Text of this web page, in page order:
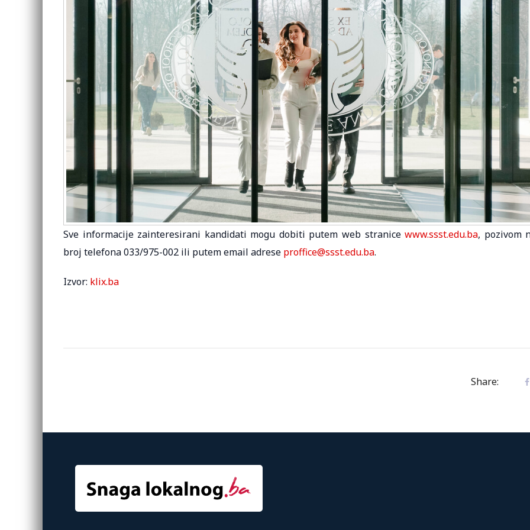
Sve informacije zainteresirani kandidati mogu dobiti putem web stranicewww.ssst.edu.ba, pozivom
broj telefona 033/975-002 ili putem email adrese proffice@ssst.edu.ba.
Izvor: klix.ba
Share: